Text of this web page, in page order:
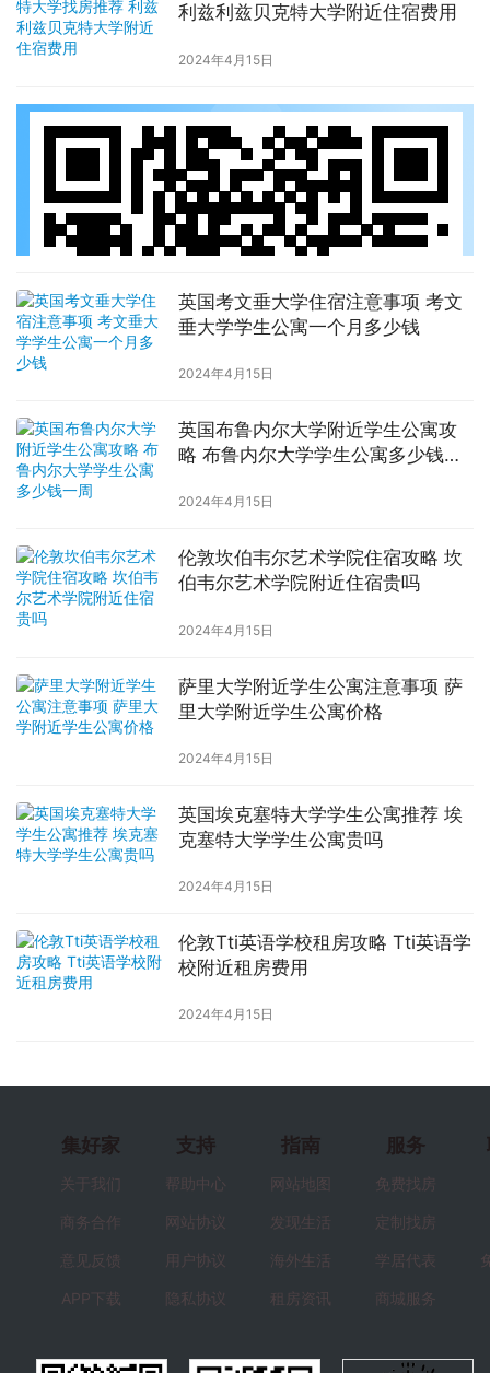
利兹利兹贝克特大学附近住宿费用
2024年4月15日
英国考文垂大学住宿注意事项 考文
垂大学学生公寓一个月多少钱
2024年4月15日
英国布鲁内尔大学附近学生公寓攻
略 布鲁内尔大学学生公寓多少钱一
2024年4月15日
伦敦坎伯韦尔艺术学院住宿攻略 坎
伯韦尔艺术学院附近住宿贵吗
2024年4月15日
萨里大学附近学生公寓注意事项 萨
里大学附近学生公寓价格
2024年4月15日
英国埃克塞特大学学生公寓推荐 埃
克塞特大学学生公寓贵吗
2024年4月15日
伦敦Tti英语学校租房攻略 Tti英语学
校附近租房费用
2024年4月15日
集好家
关于我们
商务合作
意见反馈
APP下载
支持
帮助中心
网站协议
用户协议
隐私协议
指南
网站地图
发现生活
海外生活
租房资讯
服务
免费找房
定制找房
学居代表
商城服务